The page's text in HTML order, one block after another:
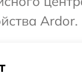
Ardor.